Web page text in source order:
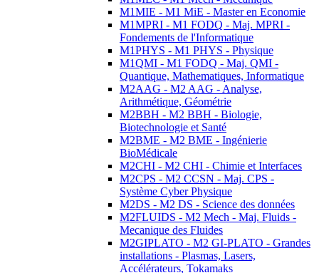
M1MIE - M1 MiE - Master en Economie
M1MPRI - M1 FODQ - Maj. MPRI -
Fondements de l'Informatique
M1PHYS - M1 PHYS - Physique
M1QMI - M1 FODQ - Maj. QMI -
Quantique, Mathematiques, Informatique
M2AAG - M2 AAG - Analyse,
Arithmétique, Géométrie
M2BBH - M2 BBH - Biologie,
Biotechnologie et Santé
M2BME - M2 BME - Ingénierie
BioMédicale
M2CHI - M2 CHI - Chimie et Interfaces
M2CPS - M2 CCSN - Maj. CPS -
Système Cyber Physique
M2DS - M2 DS - Science des données
M2FLUIDS - M2 Mech - Maj. Fluids -
Mecanique des Fluides
M2GIPLATO - M2 GI-PLATO - Grandes
installations - Plasmas, Lasers,
Accélérateurs, Tokamaks